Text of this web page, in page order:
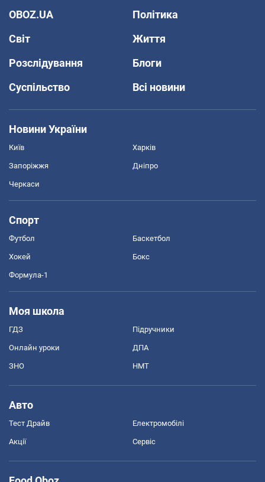
OBOZ.UA
Політика
Світ
Життя
Розслідування
Блоги
Суспільство
Всі новини
Новини України
Київ Харків
Запоріжжя Дніпро
Черкаси
Спорт
Футбол Баскетбол
Хокей Бокс
Формула-1
Моя школа
ГДЗ Підручники
Онлайн уроки ДПА
ЗНО НМТ
Авто
Тест Драйв Електромобілі
Акції Сервіс